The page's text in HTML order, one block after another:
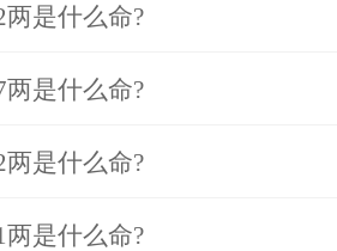
是什么命?
是什么命?
是什么命?
是什么命?